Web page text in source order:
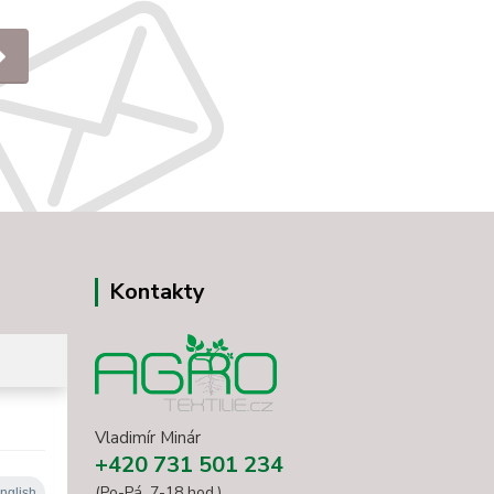
Kontakty
Vladimír Minár
+420 731 501 234